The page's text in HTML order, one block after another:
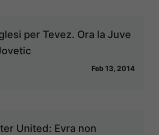
per Tevez. Ora la Juve
Feb 13, 2014
United: Evra non